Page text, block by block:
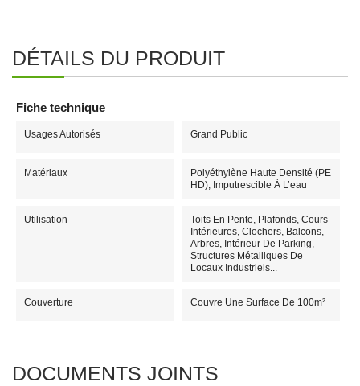
DÉTAILS DU PRODUIT
Fiche technique
Usages Autorisés Grand Public
Matériaux
Polyéthylène Haute Densité (PE
HD), Imputrescible À L’eau
Utilisation
Toits En Pente, Plafonds, Cours
Intérieures, Clochers, Balcons,
Arbres, Intérieur De Parking,
Structures Métalliques De
Locaux Industriels...
Couverture Couvre Une Surface De 100m²
DOCUMENTS JOINTS